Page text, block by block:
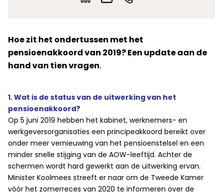
Hoe zit het ondertussen met het
pensioenakkoord van 2019? Een update aan de
hand van tien vragen.
1. Wat is de status van de uitwerking van het
pensioenakkoord?
Op 5 juni 2019 hebben het kabinet, werknemers- en
werkgeversorganisaties een principeakkoord bereikt over
onder meer vernieuwing van het pensioenstelsel en een
minder snelle stijging van de AOW-leeftijd. Achter de
schermen wordt hard gewerkt aan de uitwerking ervan.
Minister Koolmees streeft er naar om de Tweede Kamer
vóór het zomerreces van 2020 te informeren over de